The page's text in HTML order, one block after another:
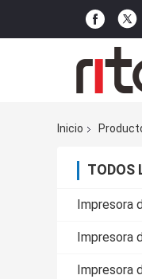
Inicio
TODOS
Impresora
Impresora
Impresora